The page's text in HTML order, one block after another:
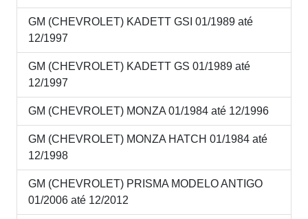
GM (CHEVROLET) KADETT GSI 01/1989 até
12/1997
GM (CHEVROLET) KADETT GS 01/1989 até
12/1997
GM (CHEVROLET) MONZA 01/1984 até 12/1996
GM (CHEVROLET) MONZA HATCH 01/1984 até
12/1998
GM (CHEVROLET) PRISMA MODELO ANTIGO
01/2006 até 12/2012